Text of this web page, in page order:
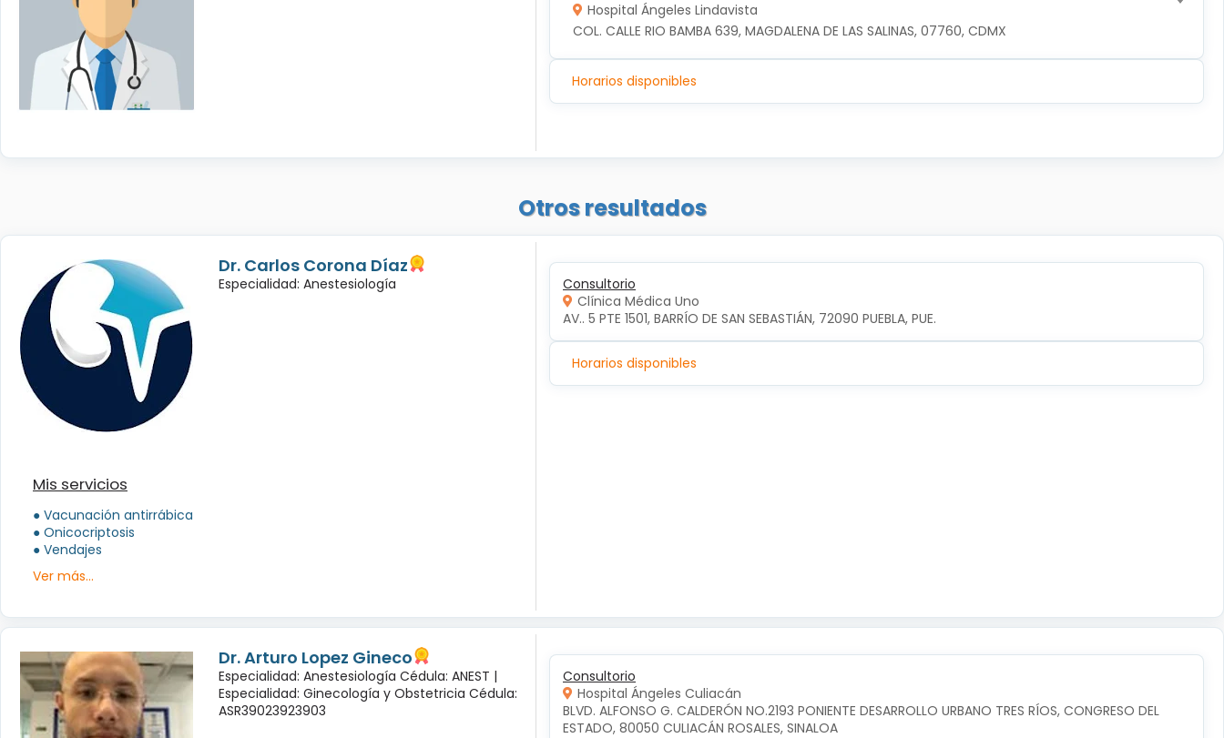
Hospital Ángeles Lindavista
COL. CALLE RIO BAMBA 639, MAGDALENA DE LAS SALINAS, 07760, CDMX
Horarios disponibles
Otros resultados
Dr. Carlos Corona Díaz
Especialidad: Anestesiología
Mis servicios
● Vacunación antirrábica
● Onicocriptosis
● Vendajes
Ver más...
Consultorio
Clínica Médica Uno
AV.. 5 PTE 1501, BARRÍO DE SAN SEBASTIÁN, 72090 PUEBLA, PUE.
Horarios disponibles
Dr. Arturo Lopez Gineco
Especialidad: Anestesiología Cédula: ANEST |
Especialidad: Ginecología y Obstetricia Cédula:
ASR39023923903
Consultorio
Hospital Ángeles Culiacán
BLVD. ALFONSO G. CALDERÓN NO.2193 PONIENTE DESARROLLO URBANO TRES RÍOS, CONGRESO DEL
ESTADO, 80050 CULIACÁN ROSALES, SINALOA